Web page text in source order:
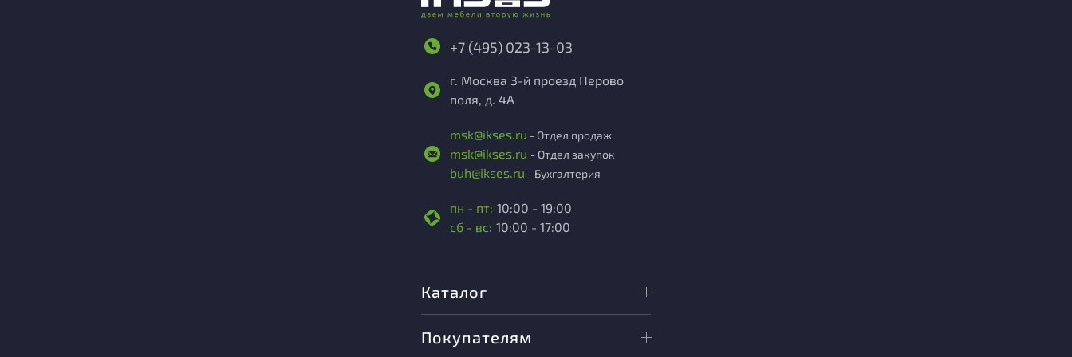
+7 (495) 023-13-03
г. Москва 3-й проезд Перово
поля, д. 4А
msk@ikses.ru - Отдел продаж
msk@ikses.ru - Отдел закупок
buh@ikses.ru - Бухгалтерия
пн - пт: 10:00 - 19:00
сб - вс: 10:00 - 17:00
Каталог
Покупателям